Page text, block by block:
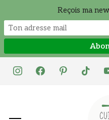
instagramfacebookpinteresttiktok
Reçois ma